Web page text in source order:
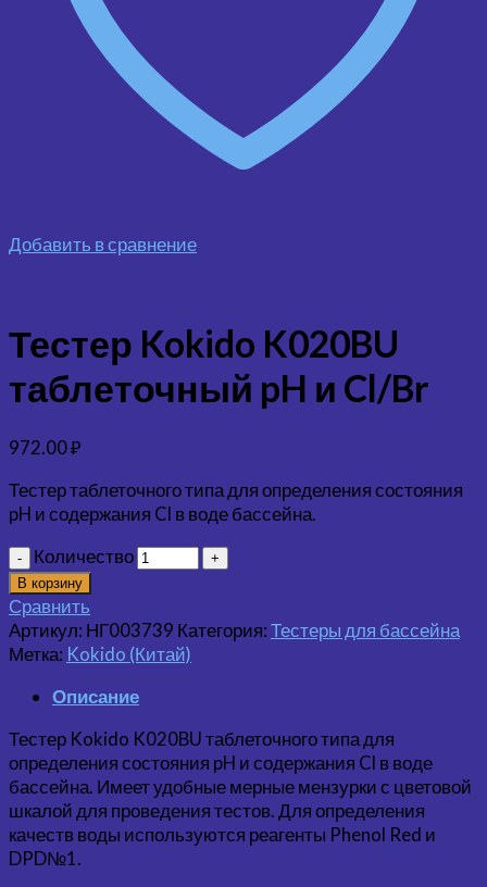
Добавить в сравнение
Тестер Kokido K020BU
таблеточный pH и Cl/Br
972.00₽
Тестер таблеточного типа для определения состояния
pH и содержания Cl в воде бассейна.
Количество
В корзину
Сравнить
Артикул: НГ003739 Категория:Тестеры для бассейна
Метка: Kokido (Китай)
Описание
Тестер Kokido K020BU таблеточного типа для
определения состояния pH и содержания Cl в воде
бассейна. Имеет удобные мерные мензурки с цветовой
шкалой для проведения тестов. Для определения
качеств воды используются реагенты Phenol Red и
DPD№1.